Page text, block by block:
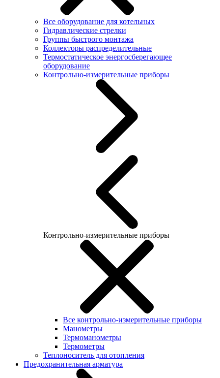
Все оборудование для котельных
Гидравлические стрелки
Группы быстрого монтажа
Коллекторы распределительные
Термостатическое энергосберегающее
оборудование
Контрольно-измерительные приборы
Контрольно-измерительные приборы
Все контрольно-измерительные приборы
Манометры
Термоманометры
Термометры
Теплоноситель для отопления
Предохранительная арматура